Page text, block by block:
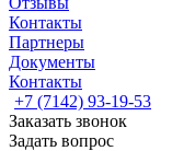
Контакты
Партнеры
Документы
Контакты
+7 (7142) 93-19-53
Заказать звонок
Задать вопрос